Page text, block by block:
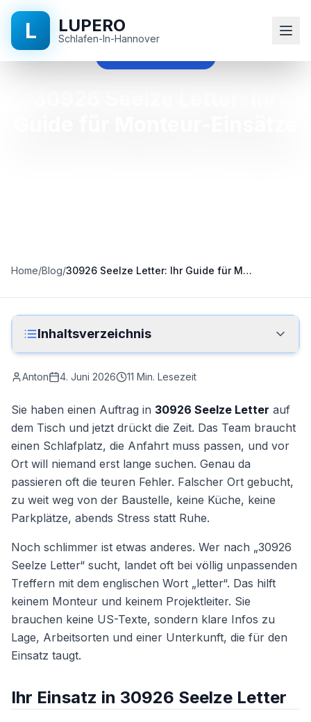
L LUPERO
Schlafen-In-Hannover
896
Home/Blog/ 30926 Seelze Letter: Ihr Guide für Monteur-Einsätze
Inhaltsverzeichnis
Anton 4. Juni 2026 11 Min. Lesezeit
Sie haben einen Auftrag in 30926 Seelze Letter auf
dem Tisch und jetzt drückt die Zeit. Das Team braucht
einen Schlafplatz, die Anfahrt muss passen, und vor
Ort will niemand erst lange suchen. Genau da
passieren oft die teuren Fehler. Falscher Ort gebucht,
zu weit weg von der Baustelle, keine Küche, keine
Parkplätze, abends Stress statt Ruhe.
Noch schlimmer ist etwas anderes. Wer nach „30926
Seelze Letter“ sucht, landet oft bei völlig unpassenden
Treffern mit dem englischen Wort „letter“. Das hilft
keinem Monteur und keinem Projektleiter. Sie
brauchen keine US-Texte, sondern klare Infos zu
Lage, Arbeitsorten und einer Unterkunft, die für den
Einsatz taugt.
Ihr Einsatz in 30926 Seelze Letter